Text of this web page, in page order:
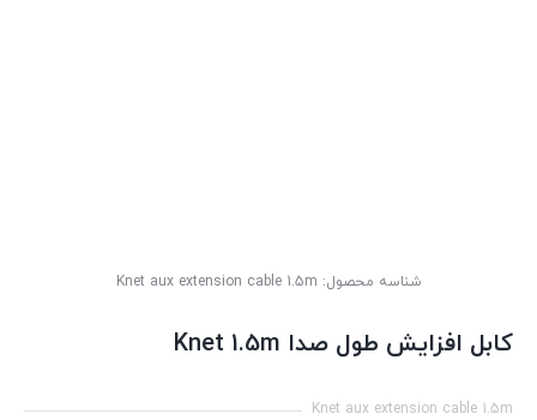
شناسه محصول: Knet aux extension cable 1.5m
کابل افزایش طول صدا Knet 1.5m
Knet aux extension cable 1.5m